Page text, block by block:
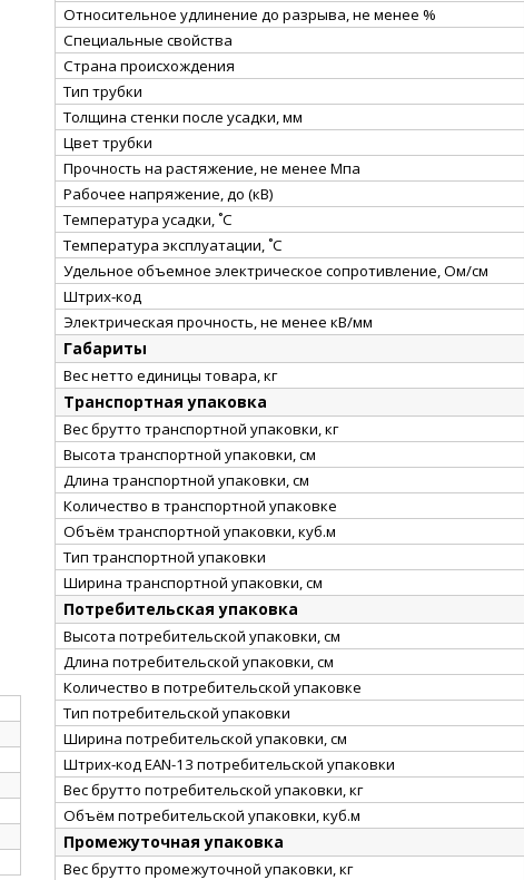
Относительное удлинение до разрыва, не менее %
Специальные свойства
Страна происхождения
Тип трубки
Толщина стенки после усадки, мм
Цвет трубки
Прочность на растяжение, не менее Мпа
Рабочее напряжение, до (кВ)
Температура усадки, ˚С
Температура эксплуатации, ˚С
Удельное объемное электрическое сопротивление, Ом/см
Штрих-код
Электрическая прочность, не менее кВ/мм
Габариты
Вес нетто единицы товара, кг
Транспортная упаковка
Вес брутто транспортной упаковки, кг
Высота транспортной упаковки, см
Длина транспортной упаковки, см
Количество в транспортной упаковке
Объём транспортной упаковки, куб.м
Тип транспортной упаковки
Ширина транспортной упаковки, см
Потребительская упаковка
Высота потребительской упаковки, см
Длина потребительской упаковки, см
Количество в потребительской упаковке
Тип потребительской упаковки
Ширина потребительской упаковки, см
Штрих-код EAN-13 потребительской упаковки
Вес брутто потребительской упаковки, кг
Объём потребительской упаковки, куб.м
Промежуточная упаковка
Вес брутто промежуточной упаковки, кг